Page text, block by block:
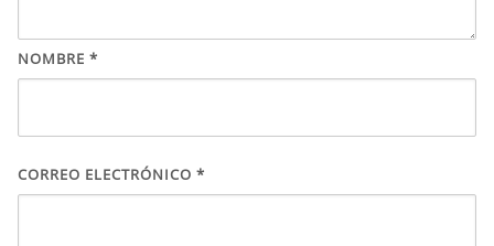
NOMBRE *
CORREO ELECTRÓNICO *